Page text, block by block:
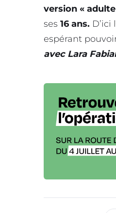
version «
ses 16 ans.
espérant
avec Lara